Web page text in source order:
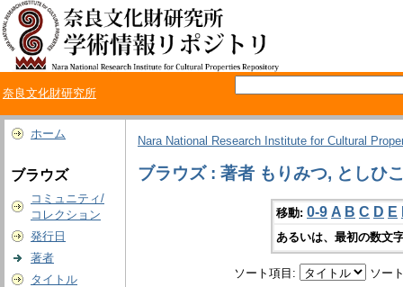
奈良文化財研究所
ホーム
ブラウズ
コミュニティ/
コレクション
発行日
著者
タイトル
Nara National Research Institute for Cultural
ブラウズ : 著者 もりみつ, としひ
移動: 0-9 A B C D E
あるいは、最初の数文
ソート項目: ソー